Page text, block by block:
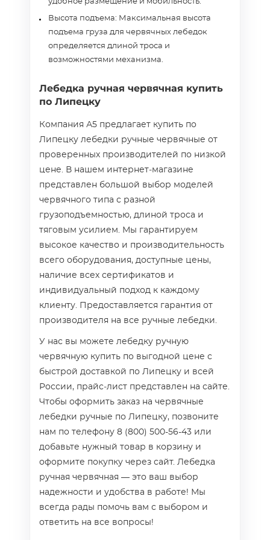
Высота подъема: Максимальная высота
подъема груза для червячных лебедок
определяется длиной троса и
возможностями механизма.
Лебедка ручная червячная купить
по Липецку
Компания А5 предлагает купить по
Липецку лебедки ручные червячные от
проверенных производителей по низкой
цене. В нашем интернет‑магазине
представлен большой выбор моделей
червячного типа с разной
грузоподъемностью, длиной троса и
тяговым усилием. Мы гарантируем
высокое качество и производительность
всего оборудования, доступные цены,
наличие всех сертификатов и
индивидуальный подход к каждому
клиенту. Предоставляется гарантия от
производителя на все ручные лебедки.
У нас вы можете лебедку ручную
червячную купить по выгодной цене с
быстрой доставкой по Липецку и всей
России, прайс‑лист представлен на сайте.
Чтобы оформить заказ на червячные
лебедки ручные по Липецку, позвоните
нам по телефону 8 (800) 500-56-43 или
добавьте нужный товар в корзину и
оформите покупку через сайт. Лебедка
ручная червячная — это ваш выбор
надежности и удобства в работе! Мы
всегда рады помочь вам с выбором и
ответить на все вопросы!